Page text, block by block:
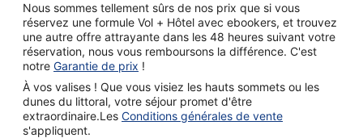
Nous sommes tellement sûrs de nos prix que si vous
réservez une formule Vol + Hôtel avec ebookers, et trouvez
une autre offre attrayante dans les 48 heures suivant votre
réservation, nous vous remboursons la différence. C'est
notre Garantie de prix !
À vos valises ! Que vous visiez les hauts sommets ou les
dunes du littoral, votre séjour promet d'être
extraordinaire.Les Conditions générales de vente
s'appliquent.